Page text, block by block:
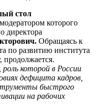
стол
модератором которого
директора
Обращаясь к
по развитию института
продолжается.
которой в России
дефицита кадров,
быстрого
на рабочих